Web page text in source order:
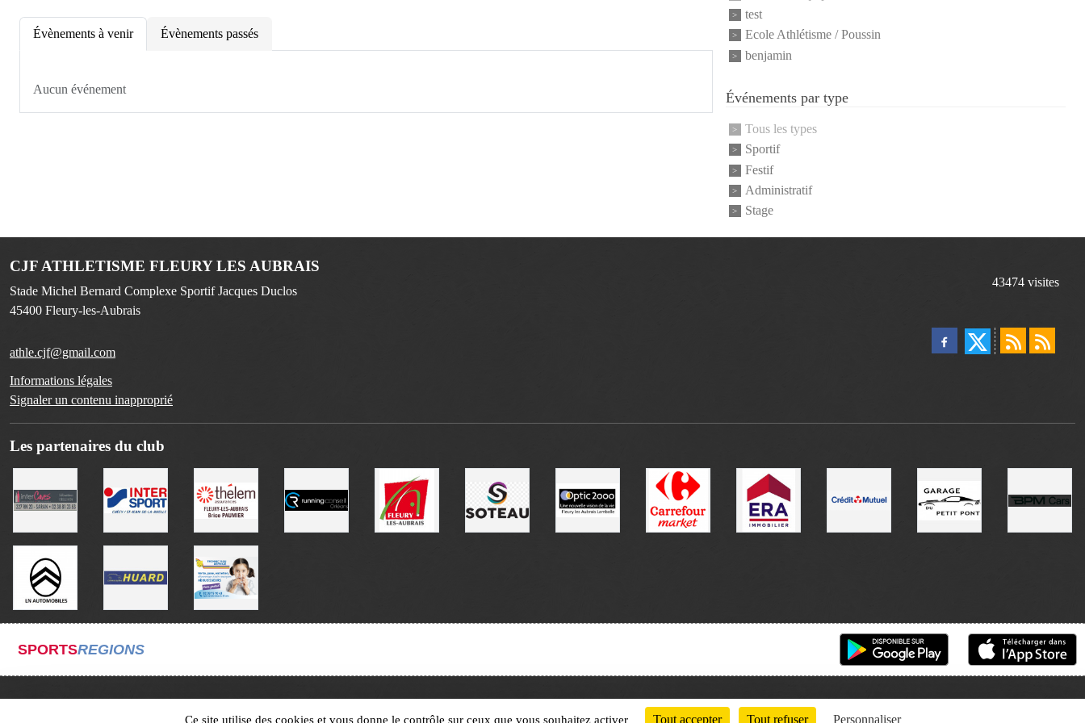
Évènements à venir Évènements passés
Aucun événement
test
Ecole Athlétisme / Poussin
benjamin
Événements par type
Tous les types
Sportif
Festif
Administratif
Stage
CJF ATHLETISME FLEURY LES AUBRAIS
Stade Michel Bernard Complexe Sportif Jacques Duclos
45400 Fleury-les-Aubrais
athle.cjf@gmail.com
Informations légales
Signaler un contenu inapproprié
43474 visites
Les partenaires du club
SPORTSREGIONS
Ce site utilise des cookies et vous donne le contrôle sur ceux que vous souhaitez activer Tout accepter Tout refuser Personnaliser